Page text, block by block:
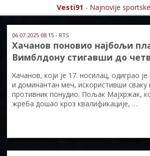
Vesti91 - Najnovije
06.07.2025 08:15 - RTS
Хачанов поновио најбољи
Вимблдону стигавши до
Хачанов, који је 17. носилац, одиграо је
и доминантан меч, искористивши сваку
противник понудио. Пољак Мајхржак,
жреба дошао кроз квалификације, …